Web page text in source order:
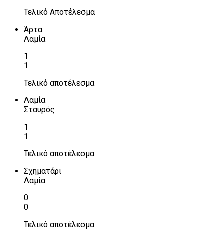
Τελικό Αποτέλεσμα
Άρτα
Λαμία
1
1
Τελικό αποτέλεσμα
Λαμία
Σταυρός
1
1
Τελικό αποτέλεσμα
Σχηματάρι
Λαμία
0
0
Τελικό αποτέλεσμα